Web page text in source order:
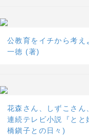
公教育をイチから考
一徳 (著)
花森さん、しずこさ
連続テレビ小説『とと
橋鎭子との日々)